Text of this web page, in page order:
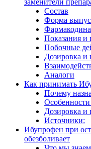
Состав
Форма
Показания и
Побочные
Дозировка и
Аналоги
Как принимать
Почему
Дозировка и
Источники:
Ибупрофен при
обезболивает